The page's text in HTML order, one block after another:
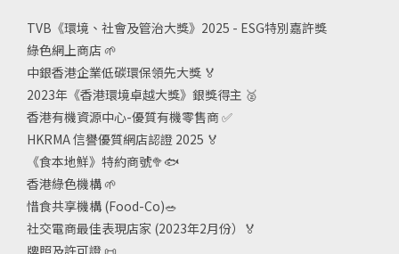
TVB《環境、社會及管治大獎》2025 - ESG特別嘉許獎
綠色網上商店 🌱
中銀香港企業低碳環保領先大獎 🏅
2023年《香港環境卓越大獎》銀獎得主 🥈
香港有機資源中心-優質有機零售商✅
HKRMA 信譽優質網店認證 2025 🏅
《食本地鮮》特約商號🥦🐟
香港綠色機構 🌱
惜食共享機構 (Food-Co)🥗
社交電商最佳表現店家 (2023年2月份）🏅
牌照及許可證 📜